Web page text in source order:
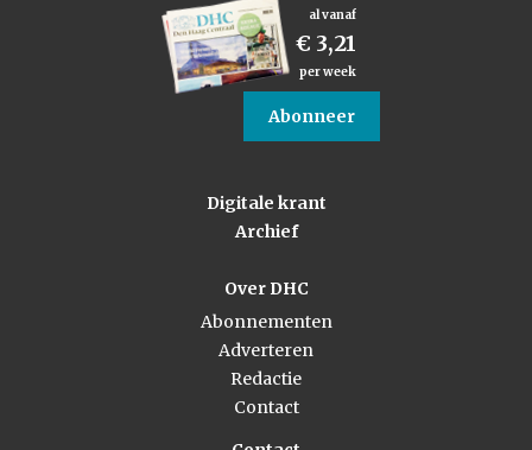
al vanaf
€ 3,21
per week
Abonneer
Digitale krant
Archief
Over DHC
Abonnementen
Adverteren
Redactie
Contact